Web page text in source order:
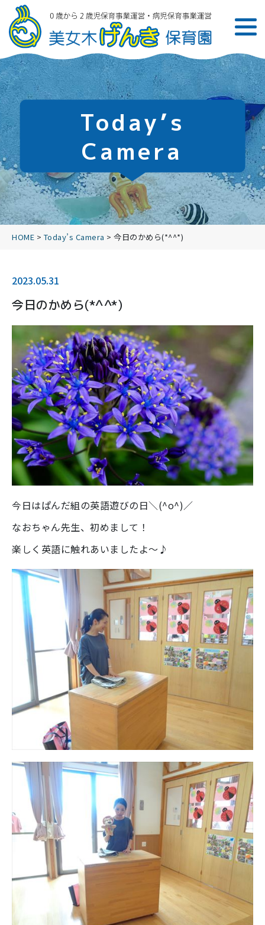
Today’s
Camera
HOME > Today’s Camera > 今日のかめら(*^^*)
2023.05.31
今日のかめら(*^^*)
今日はぱんだ組の英語遊びの日＼(^o^)／
なおちゃん先生、初めまして！
楽しく英語に触れあいましたよ～♪